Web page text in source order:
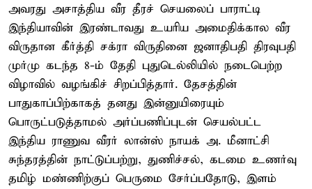
அவரது அசாத்திய வீர தீரச் செயலைப் பாராட்டி
இந்தியாவின் இரண்டாவது உயரிய அமைதிக்கால வீர
விருதான கீர்த்தி சக்ரா விருதினை ஜனாதிபதி திரவுபதி
முர்மு கடந்த 8-ம் தேதி புதுடெல்லியில் நடைபெற்ற
விழாவில் வழங்கிச் சிறப்பித்தார். தேசத்தின்
பாதுகாப்பிற்காகத் தனது இன்னுயிரையும்
பொருட்படுத்தாமல் அர்ப்பணிப்புடன் செயல்பட்ட
இந்திய ராணுவ வீரர் லான்ஸ் நாயக் அ. மீனாட்சி
சுந்தரத்தின் நாட்டுப்பற்று, துணிச்சல், கடமை உணர்வு
தமிழ் மண்ணிற்குப் பெருமை சேர்ப்பதோடு, இளம்